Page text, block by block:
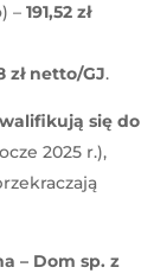
– 191,52 zł
zł netto/GJ.
się do
2025 r.),
– Dom sp. z